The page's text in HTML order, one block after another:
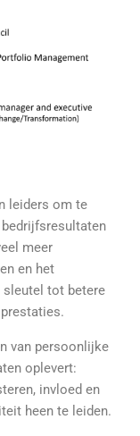
leiders om te
meer
en het
sleutel tot betere
van persoonlijke
oplevert:
invloed en
heen te leiden.